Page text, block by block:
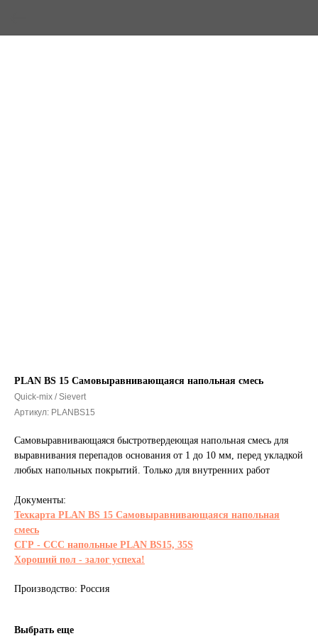
PLAN BS 15 Самовыравнивающаяся напольная смесь
Quick-mix / Sievert
Артикул: PLANBS15
Самовыравнивающаяся быстротвердеющая напольная смесь для
выравнивания перепадов основания от 1 до 10 мм, перед укладкой
любых напольных покрытий. Только для внутренних работ
Документы:
Техкарта PLAN BS 15 Самовыравнивающаяся напольная
смесь
СГР - ССС напольные PLAN BS15, 35S
Хороший пол - залог успеха!
Производство: Россия
Выбрать еще